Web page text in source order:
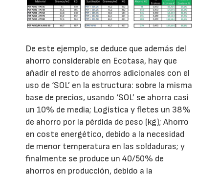
De este ejemplo, se deduce que además del
ahorro considerable en Ecotasa, hay que
añadir el resto de ahorros adicionales con el
uso de ‘SOL’ en la estructura: sobre la misma
base de precios, usando ‘SOL’ se ahorra casi
un 10% de media; Logística y fletes un 38%
de ahorro por la pérdida de peso (kg); Ahorro
en coste energético, debido a la necesidad
de menor temperatura en las soldaduras; y
finalmente se produce un 40/50% de
ahorros en producción, debido a la